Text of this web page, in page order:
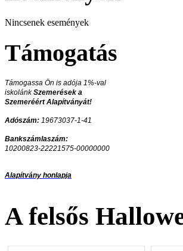
Nincsenek események
Támogatás
Támogassa Ön is adója 1%-val
iskolánkSzemerések a
Szemeréért Alapítványát!
Adószám: 19673037-1-41
Bankszámlaszám:
10200823-22221575-00000000
Alapítvány honlapja
A felsős